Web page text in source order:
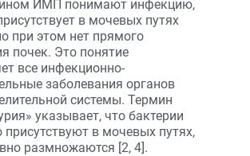
ИМП понимают инфекцию,
в мочевых путях
при этом нет прямого
почек. Это понятие
все инфекционно-
заболевания органов
системы. Термин
указывает, что бактерии
присутствуют в мочевых путях,
размножаются [2, 4].